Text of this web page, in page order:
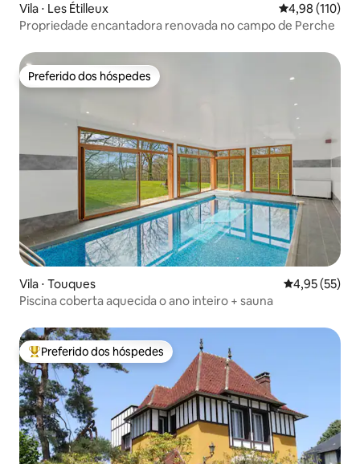
Vila ⋅ Les Étilleux 4,98 de uma
4,98 (110)
Propriedade encantadora renovada no campo de Perche
Preferido dos hóspedes
Preferido dos hóspedes
Vila ⋅ Touques 4,95 de uma
4,95 (55)
Piscina coberta aquecida o ano inteiro + sauna
Entre os melhores preferidos dos hóspedes
Preferido dos hóspedes